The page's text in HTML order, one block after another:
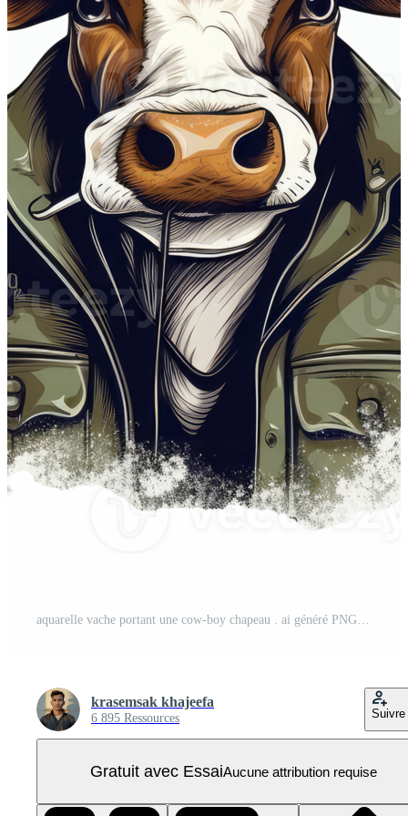
aquarelle vache portant une cow-boy chapeau . ai généré PNG Pro
krasemsak khajeefa
6 895 Ressources Suivre
Gratuit avec EssaiAucune attribution requise